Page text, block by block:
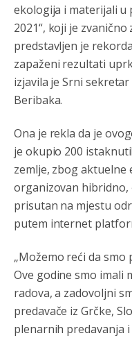
ekologija i materijali u
2021“, koji je
predstavljen je
zapaženi rezultati
izjavila je Srni
Beribaka.
Ona je rekla da je
je okupio 200
zemlje, zbog aktuelne
organizovan hibridno,
prisutan na mjestu
putem internet
„Možemo reći da
Ove godine smo imali
radova, a zadovoljni
predavače iz Grčke,
plenarnih predavanja i